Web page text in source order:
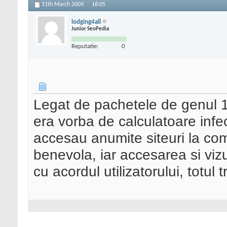
11th March 2009, 16:05
lodging4all
Junior SeoPedia
Reputatie: 0
Legat de pachetele de genul
era vorba de calculatoare
accesau anumite siteuri la
benevola, iar accesarea si
cu acordul utilizatorului, totul